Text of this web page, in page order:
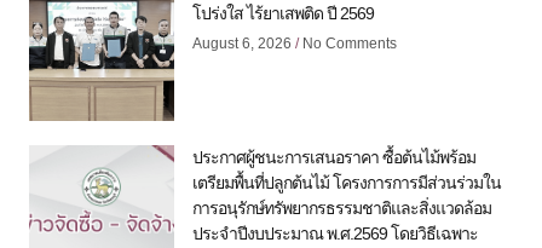
โปร่งใส ไร้ยาเสพติด ปี 2569
August 6, 2026 No Comments
ประกาศผู้ชนะการเสนอราคา ซื้อต้นไม้พร้อม
เตรียมพื้นที่ปลูกต้นไม้ โครงการการมีส่วนร่วมใน
การอนุรักษ์ทรัพยากรธรรมชาติและสิ่งแวดล้อม
ประจำปีงบประมาณ พ.ศ.2569 โดยวิธีเฉพาะ